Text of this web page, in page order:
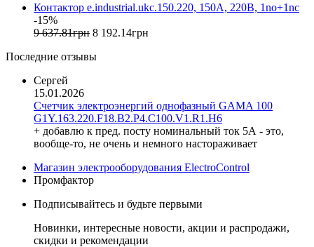
GENERICA (Китай)
Gewiss (Италия)
GreenVision (Китай)
Hager (Германия)
Haupa (Германия)
HD Hyundai Electric (Корея)
Hemstedt (Германия)
Horoz Electric (Турция)
Huawei (Китай)
IME (Италия)
Install Group (Украина)
IPmall (Украина)
Jokari (Германия)
Контактор e.industrial.ukc.150.220, 150А, 220В, 1no+1nc
-15%
9 637.81грн 8 192.14грн
Последние отзывы
Сергей
15.01.2026
Счетчик электроэнергий однофазный GAMA 100
G1Y.163.220.F18.B2.P4.C100.V1.R1.H6
+ добавлю к пред. посту номинальный ток 5А - это,
вообще-то, не очень и немного настораживает
Магазин электрооборудования ElectroControl
Промфактор
Подписывайтесь и будьте первыми
Новинки, интересные новости, акции и распродажи,
скидки и рекомендации